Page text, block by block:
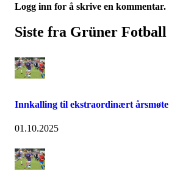
Logg inn for å skrive en kommentar.
Siste fra Grüner Fotball
Innkalling til ekstraordinært årsmøte
01.10.2025